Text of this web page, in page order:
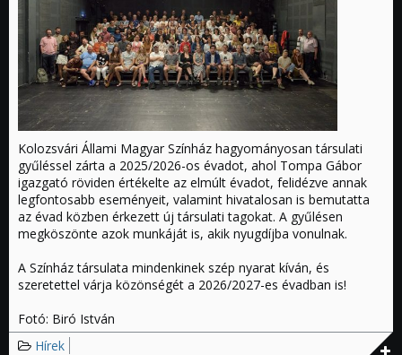
Kolozsvári Állami Magyar Színház hagyományosan társulati
gyűléssel zárta a 2025/2026-os évadot, ahol Tompa Gábor
igazgató röviden értékelte az elmúlt évadot, felidézve annak
legfontosabb eseményeit, valamint hivatalosan is bemutatta
az évad közben érkezett új társulati tagokat. A gyűlésen
megköszönte azok munkáját is, akik nyugdíjba vonulnak.
A Színház társulata mindenkinek szép nyarat kíván, és
szeretettel várja közönségét a 2026/2027-es évadban is!
Fotó: Biró István
Hírek